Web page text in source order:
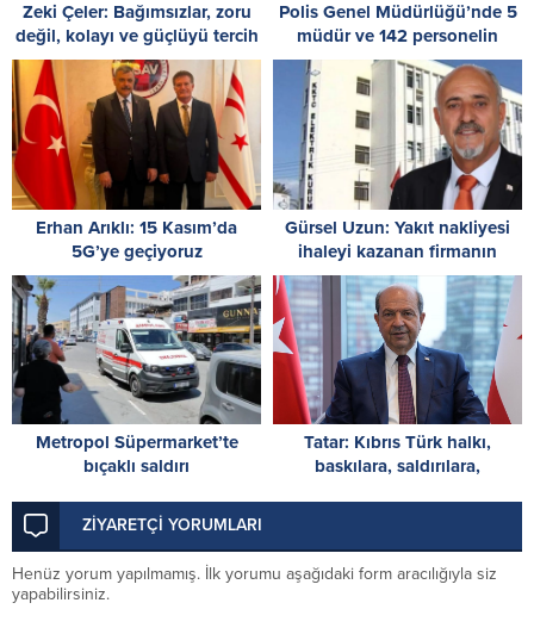
Zeki Çeler: Bağımsızlar, zoru
değil, kolayı ve güçlüyü tercih
etti
Polis Genel Müdürlüğü’nde 5
müdür ve 142 personelin
görev yeri değiştirildi
Erhan Arıklı: 15 Kasım’da
5G’ye geçiyoruz
Gürsel Uzun: Yakıt nakliyesi
ihaleyi kazanan firmanın
sorumluluğundadır
Metropol Süpermarket’te
bıçaklı saldırı
Tatar: Kıbrıs Türk halkı,
baskılara, saldırılara,
ZİYARETÇİ YORUMLARI
Henüz yorum yapılmamış. İlk yorumu aşağıdaki form aracılığıyla siz
yapabilirsiniz.